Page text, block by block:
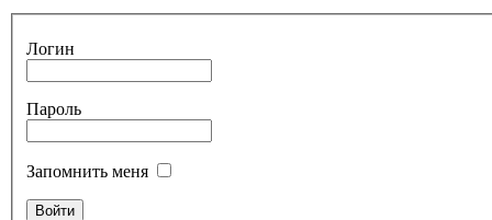
Логин
Пароль
Запомнить меня